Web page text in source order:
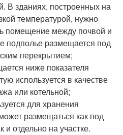
В зданиях, построенных на
температурой, нужно
помещение между почвой и
подполье размещается под
перекрытием;
ниже показателя
используется в качестве
или котельной;
для хранения
размещаться как под
отдельно на участке.